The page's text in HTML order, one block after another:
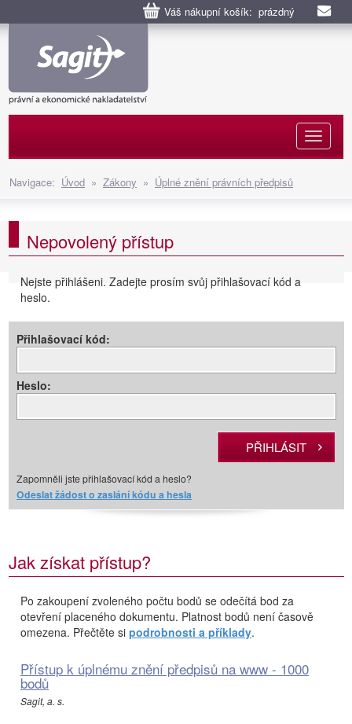
Váš nákupní košík: prázdný
Navigace: Úvod » Zákony » Úplné znění právních předpisů
Nepovolený přístup
Nejste přihlášeni. Zadejte prosím svůj přihlašovací kód a
heslo.
Přihlašovací kód:
Heslo:
Zapomněli jste přihlašovací kód a heslo?
Odeslat žádost o zaslání kódu a hesla
Jak získat přístup?
Po zakoupení zvoleného počtu bodů se odečítá bod za
otevření placeného dokumentu. Platnost bodů není časově
omezena. Přečtěte si podrobnosti a příklady.
Přístup k úplnému znění předpisů na www - 1000
bodů
Sagit, a. s.